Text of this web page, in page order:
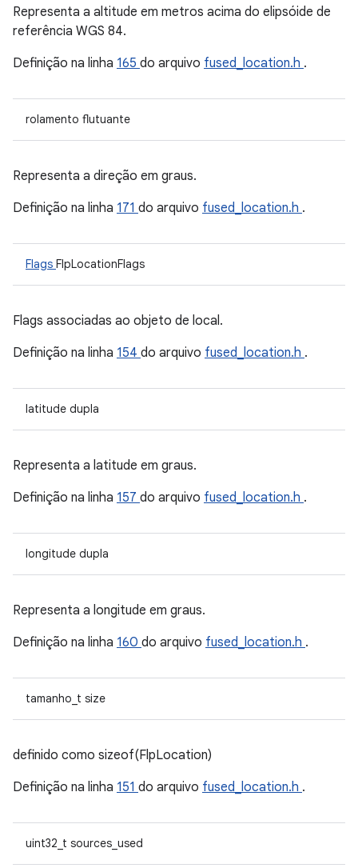
Representa a altitude em metros acima do elipsóide de
referência WGS 84.
Definição na linha 165 do arquivo fused_location.h .
rolamento flutuante
Representa a direção em graus.
Definição na linha 171 do arquivo fused_location.h .
Flags FlpLocationFlags
Flags associadas ao objeto de local.
Definição na linha 154 do arquivo fused_location.h .
latitude dupla
Representa a latitude em graus.
Definição na linha 157 do arquivo fused_location.h .
longitude dupla
Representa a longitude em graus.
Definição na linha 160 do arquivo fused_location.h .
tamanho_t size
definido como sizeof(FlpLocation)
Definição na linha 151 do arquivo fused_location.h .
uint32_t sources_used